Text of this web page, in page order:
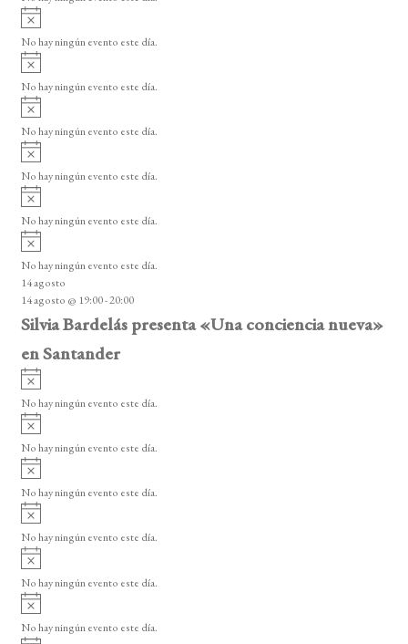
E
v
e
n
t
o
s
i
o
A
v
i
o
No hay ningún evento este día.
A
v
i
o
No hay ningún evento este día.
A
v
i
o
No hay ningún evento este día.
A
v
i
o
No hay ningún evento este día.
A
v
i
o
No hay ningún evento este día.
A
v
i
s
o
No hay ningún evento este día.
14 agosto
14 agosto @ 19:00-20:00
Silvia Bardelás presenta «Una conciencia nueva»
en Santander
A
v
i
o
No hay ningún evento este día.
A
v
i
o
No hay ningún evento este día.
A
v
i
o
No hay ningún evento este día.
A
v
i
o
No hay ningún evento este día.
A
v
i
o
No hay ningún evento este día.
A
v
i
No hay ningún evento este día.